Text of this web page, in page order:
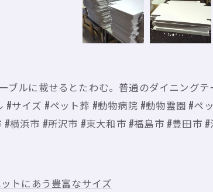
ブルに載せるとたわむ。普通のダイニング
サイズ #ペット葬 #動物病院 #動物霊園 #
横浜市 #所沢市 #東大和市 #福島市 #豊田市
トにあう豊富なサイズ